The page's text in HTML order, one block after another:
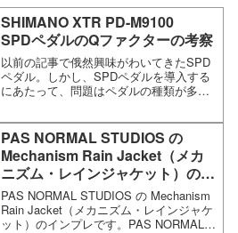
SHIMANO XTR PD-M9100
SPDペダルのQファクターの考察
以前の記事で俄然興味がわいてきたSPD
ペダル。しかし、SPDペダルを導入する
にあたって、問題はペダルの種類が多す
いいのやら…ということで調べてみまし
た。SHIMANO XTR PD-M9100と、その
他の...
PAS NORMAL STUDIOS の
Mechanism Rain Jacket（メカ
ニズム・レインジャケット）のイ
ンプレ
PAS NORMAL STUDIOS の Mechanism
Rain Jacket（メカニズム・レインジャケ
ット）のインプレです。PAS NORMAL